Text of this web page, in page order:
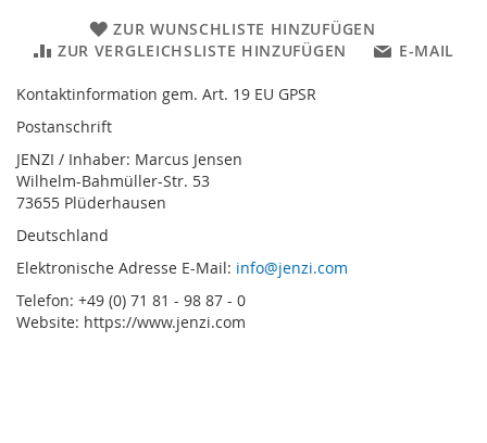
ZUR WUNSCHLISTE HINZUFÜGEN
ZUR VERGLEICHSLISTE HINZUFÜGEN
E-MAIL
Kontaktinformation gem. Art. 19 EU GPSR
Postanschrift
JENZI / Inhaber: Marcus Jensen
Wilhelm-Bahmüller-Str. 53
73655 Plüderhausen
Deutschland
Elektronische Adresse E-Mail: info@jenzi.com
Telefon: +49 (0) 71 81 - 98 87 - 0
Website: https://www.jenzi.com